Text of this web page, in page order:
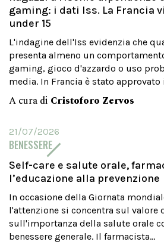
gaming: i dati Iss. La Francia
under 15
L'indagine dell'Iss evidenzia che
presenta almeno un
gaming, gioco d'azzardo o uso
media. In Francia è stato approvato
A cura di Cristoforo Zervos
21/07/2026
BENESSERE
Self-care e salute orale,
l’educazione alla prevenzione
In occasione della Giornata
l'attenzione si concentra sul valore
sull'importanza della salute orale
benessere generale. Il farmacista...